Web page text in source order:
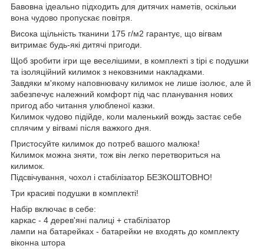
Бавовна ідеально підходить для дитячих наметів, оскільки
вона чудово пропускає повітря.
Висока щільність тканини 175 г/м2 гарантує, що вігвам
витримає будь-які дитячі пригоди.
Щоб зробити ігри ще веселішими, в комплекті з tipi є подушки
та ізоляційний килимок з нековзними накладками.
Завдяки м'якому наповнювачу килимок не лише ізолює, але й
забезпечує належний комфорт під час планування нових
пригод або читання улюбленої казки.
Килимок чудово підійде, коли маленький вождь застає себе
сплячим у вігвамі після важкого дня.
Пристосуйте килимок до потреб вашого малюка!
Килимок можна зняти, тож він легко перетвориться на
килимок.
Підсвічування, чохол і стабілізатор БЕЗКОШТОВНО!
Три красиві подушки в комплекті!
Набір включає в себе:
каркас - 4 дерев'яні палиці + стабілізатор
лампи на батарейках - батарейки не входять до комплекту
віконна штора